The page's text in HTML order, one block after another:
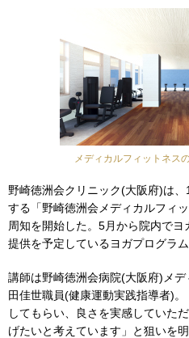
メディカルフィットネス
野崎徳洲会クリニック(大阪府)は
する「野崎徳洲会メディカルフィ
周知を開始した。5月から院内で
提供を予定しているヨガプログラ
講師は野崎徳洲会病院(大阪府)メ
田佳世職員(健康運動実践指導者)
してもらい、良さを実感していた
げたいと考えています」と狙いを明